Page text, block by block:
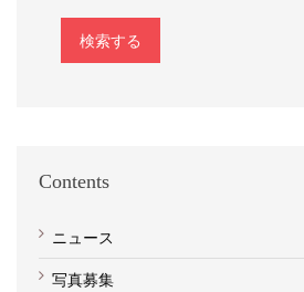
検索する
Contents
ニュース
写真募集